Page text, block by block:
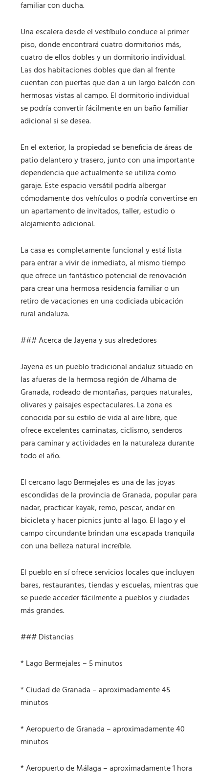
familiar con ducha.
Una escalera desde el vestíbulo conduce al primer
piso, donde encontrará cuatro dormitorios más,
cuatro de ellos dobles y un dormitorio individual.
Las dos habitaciones dobles que dan al frente
cuentan con puertas que dan a un largo balcón con
hermosas vistas al campo. El dormitorio individual
se podría convertir fácilmente en un baño familiar
adicional si se desea.
En el exterior, la propiedad se beneficia de áreas de
patio delantero y trasero, junto con una importante
dependencia que actualmente se utiliza como
garaje. Este espacio versátil podría albergar
cómodamente dos vehículos o podría convertirse en
un apartamento de invitados, taller, estudio o
alojamiento adicional.
La casa es completamente funcional y está lista
para entrar a vivir de inmediato, al mismo tiempo
que ofrece un fantástico potencial de renovación
para crear una hermosa residencia familiar o un
retiro de vacaciones en una codiciada ubicación
rural andaluza.
### Acerca de Jayena y sus alrededores
Jayena es un pueblo tradicional andaluz situado en
las afueras de la hermosa región de Alhama de
Granada, rodeado de montañas, parques naturales,
olivares y paisajes espectaculares. La zona es
conocida por su estilo de vida al aire libre, que
ofrece excelentes caminatas, ciclismo, senderos
para caminar y actividades en la naturaleza durante
todo el año.
El cercano lago Bermejales es una de las joyas
escondidas de la provincia de Granada, popular para
nadar, practicar kayak, remo, pescar, andar en
bicicleta y hacer picnics junto al lago. El lago y el
campo circundante brindan una escapada tranquila
con una belleza natural increíble.
El pueblo en sí ofrece servicios locales que incluyen
bares, restaurantes, tiendas y escuelas, mientras que
se puede acceder fácilmente a pueblos y ciudades
más grandes.
### Distancias
* Lago Bermejales – 5 minutos
* Ciudad de Granada – aproximadamente 45
minutos
* Aeropuerto de Granada – aproximadamente 40
minutos
* Aeropuerto de Málaga – aproximadamente 1 hora